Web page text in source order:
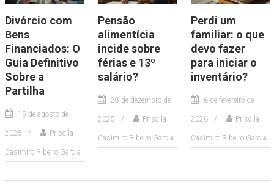
Divórcio com
Bens
Financiados: O
Guia Definitivo
Sobre a
Partilha
15 de agosto de
2025 Priscila
Casimiro Ribeiro Garcia
Pensão
alimentícia
incide sobre
férias e 13º
salário?
28 de dezembro de
2025 Priscila
Casimiro Ribeiro Garcia
Perdi um
familiar: o que
devo fazer
para iniciar o
inventário?
6 de fevereiro de
2026 Priscila
Casimiro Ribeiro Garcia